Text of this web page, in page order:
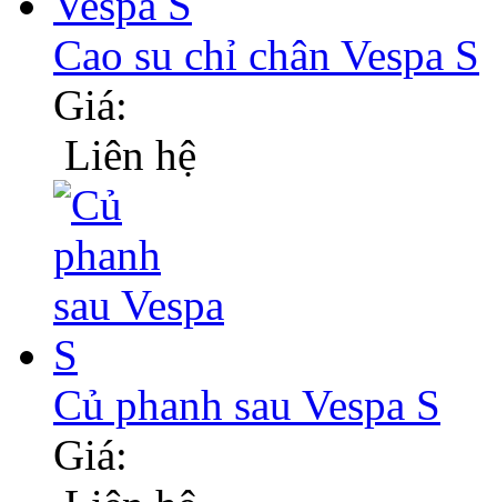
Cao su chỉ chân Vespa S
Giá:
Liên hệ
Củ phanh sau Vespa S
Giá: